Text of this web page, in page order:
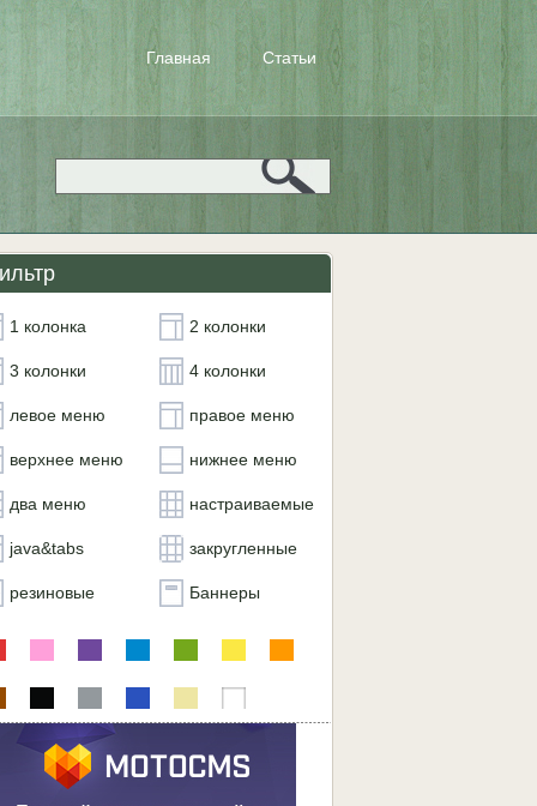
Главная Статьи
1 колонка 2 колонки
3 колонки 4 колонки
левое меню правое меню
верхнее меню нижнее меню
два меню настраиваемые
java&tabs закругленные
резиновые Баннеры